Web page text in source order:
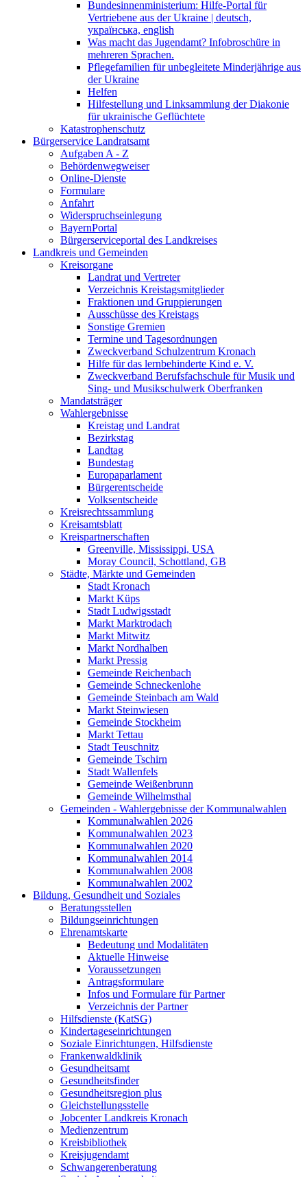
Bundesinnenministerium: Hilfe-Portal für
Vertriebene aus der Ukraine | deutsch,
українська, english
Was macht das Jugendamt? Infobroschüre in
mehreren Sprachen.
Pflegefamilien für unbegleitete Minderjährige aus
der Ukraine
Helfen
Hilfestellung und Linksammlung der Diakonie
für ukrainische Geflüchtete
Katastrophenschutz
Bürgerservice Landratsamt
Aufgaben A - Z
Behördenwegweiser
Online-Dienste
Formulare
Anfahrt
Widerspruchseinlegung
BayernPortal
Bürgerserviceportal des Landkreises
Landkreis und Gemeinden
Kreisorgane
Landrat und Vertreter
Verzeichnis Kreistagsmitglieder
Fraktionen und Gruppierungen
Ausschüsse des Kreistags
Sonstige Gremien
Termine und Tagesordnungen
Zweckverband Schulzentrum Kronach
Hilfe für das lernbehinderte Kind e. V.
Zweckverband Berufsfachschule für Musik und
Sing- und Musikschulwerk Oberfranken
Mandatsträger
Wahlergebnisse
Kreistag und Landrat
Bezirkstag
Landtag
Bundestag
Europaparlament
Bürgerentscheide
Volksentscheide
Kreisrechtssammlung
Kreisamtsblatt
Kreispartnerschaften
Greenville, Mississippi, USA
Moray Council, Schottland, GB
Städte, Märkte und Gemeinden
Stadt Kronach
Markt Küps
Stadt Ludwigsstadt
Markt Marktrodach
Markt Mitwitz
Markt Nordhalben
Markt Pressig
Gemeinde Reichenbach
Gemeinde Schneckenlohe
Gemeinde Steinbach am Wald
Markt Steinwiesen
Gemeinde Stockheim
Markt Tettau
Stadt Teuschnitz
Gemeinde Tschirn
Stadt Wallenfels
Gemeinde Weißenbrunn
Gemeinde Wilhelmsthal
Gemeinden - Wahlergebnisse der Kommunalwahlen
Kommunalwahlen 2026
Kommunalwahlen 2023
Kommunalwahlen 2020
Kommunalwahlen 2014
Kommunalwahlen 2008
Kommunalwahlen 2002
Bildung, Gesundheit und Soziales
Beratungsstellen
Bildungseinrichtungen
Ehrenamtskarte
Bedeutung und Modalitäten
Aktuelle Hinweise
Voraussetzungen
Antragsformulare
Infos und Formulare für Partner
Verzeichnis der Partner
Hilfsdienste (KatSG)
Kindertageseinrichtungen
Soziale Einrichtungen, Hilfsdienste
Frankenwaldklinik
Gesundheitsamt
Gesundheitsfinder
Gesundheitsregion plus
Gleichstellungsstelle
Jobcenter Landkreis Kronach
Medienzentrum
Kreisbibliothek
Kreisjugendamt
Schwangerenberatung